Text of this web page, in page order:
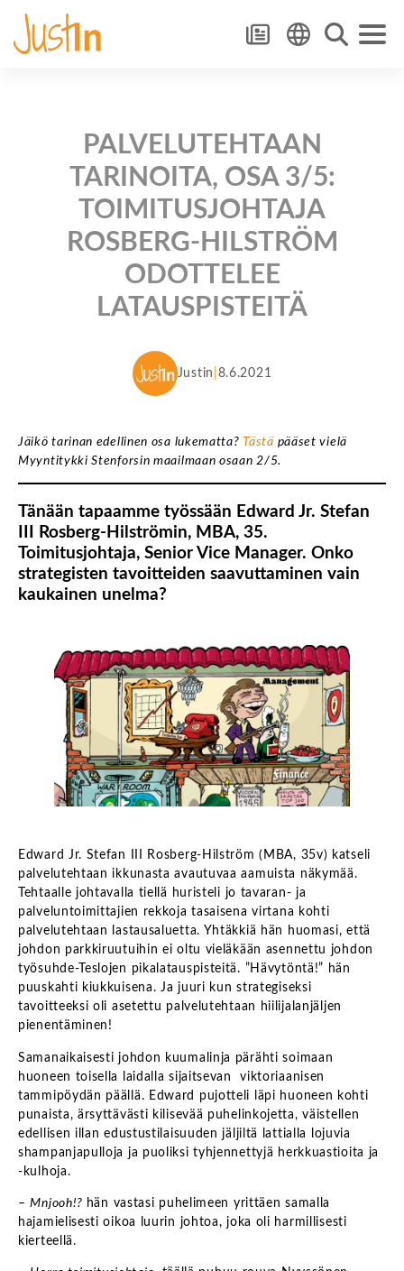
PALVELUTEHTAAN
TARINOITA, OSA 3/5:
TOIMITUSJOHTAJA
ROSBERG-HILSTRÖM
ODOTTELEE
LATAUSPISTEITÄ
Justin 8.6.2021
Jäikö tarinan edellinen osa lukematta?Tästä pääset vielä
Myyntitykki Stenforsin maailmaan osaan 2/5.
Tänään tapaamme työssään Edward Jr. Stefan
III Rosberg-Hilströmin, MBA, 35.
Toimitusjohtaja, Senior Vice Manager. Onko
strategisten tavoitteiden saavuttaminen vain
kaukainen unelma?
Edward Jr. Stefan III Rosberg-Hilström (MBA, 35v) katseli
palvelutehtaan ikkunasta avautuvaa aamuista näkymää.
Tehtaalle johtavalla tiellä huristeli jo tavaran- ja
palveluntoimittajien rekkoja tasaisena virtana kohti
palvelutehtaan lastausaluetta. Yhtäkkiä hän huomasi, että
johdon parkkiruutuihin ei oltu vieläkään asennettu johdon
työsuhde-Teslojen pikalatauspisteitä. ”Hävytöntä!” hän
puuskahti kiukkuisena. Ja juuri kun strategiseksi
tavoitteeksi oli asetettu palvelutehtaan hiilijalanjäljen
pienentäminen!
Samanaikaisesti johdon kuumalinja pärähti soimaan
huoneen toisella laidalla sijaitsevan viktoriaanisen
tammipöydän päällä. Edward pujotteli läpi huoneen kohti
punaista, ärsyttävästi kilisevää puhelinkojetta, väistellen
edellisen illan edustustilaisuuden jäljiltä lattialla lojuvia
shampanjapulloja ja puoliksi tyhjennettyjä herkkuastioita ja
-kulhoja.
–Mnjooh!? hän vastasi puhelimeen yrittäen samalla
hajamielisesti oikoa luurin johtoa, joka oli harmillisesti
kierteellä.